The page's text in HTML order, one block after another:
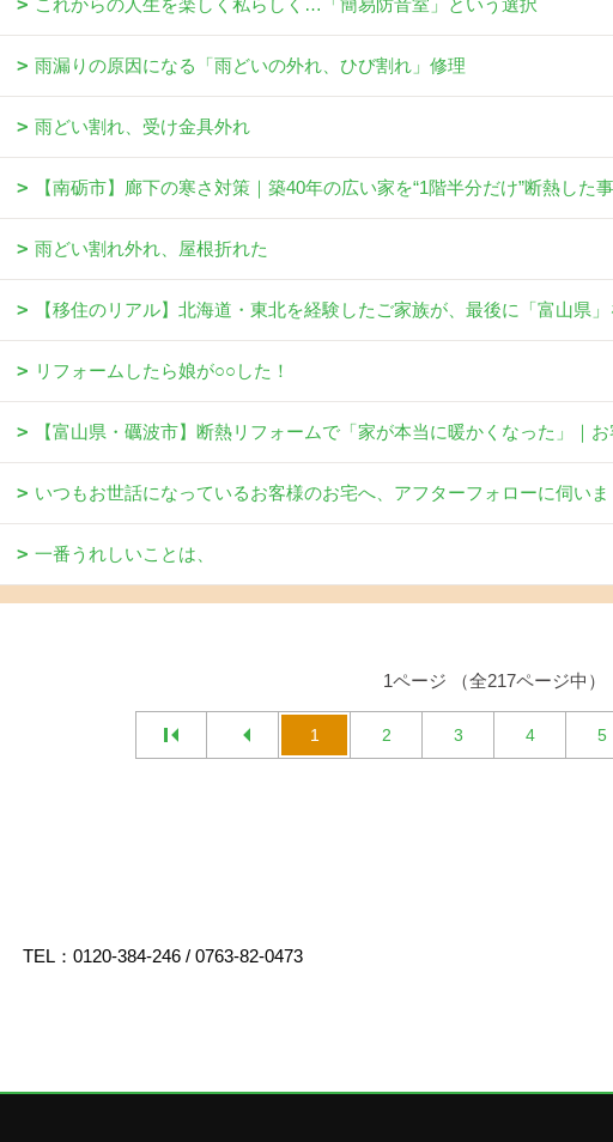
これからの人生を楽しく私らしく…「簡易防音室」という選択
雨漏りの原因になる「雨どいの外れ、ひび割れ」修理
雨どい割れ、受け金具外れ
【南砺市】廊下の寒さ対策｜築40年の広い家を“1階半分だけ”断熱した
雨どい割れ外れ、屋根折れた
【移住のリアル】北海道・東北を経験したご家族が、最後に「富山県
リフォームしたら娘が○○した！
【富山県・礪波市】断熱リフォームで「家が本当に暖かくなった」｜
いつもお世話になっているお客様のお宅へ、アフターフォローに伺い
一番うれしいことは、
1ページ （全217ページ中）
1 2 3 4 5
TEL： 0120-384-246 / 0763-82-0473